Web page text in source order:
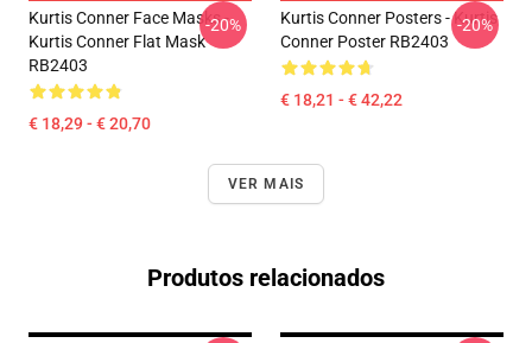
Kurtis Conner Face Masks -
Kurtis Conner Flat Mask
RB2403
€ 18,29 - € 20,70
-20%
Kurtis Conner Posters - Kurtis
Conner Poster RB2403
€ 18,21 - € 42,22
-20%
VER MAIS
Produtos relacionados